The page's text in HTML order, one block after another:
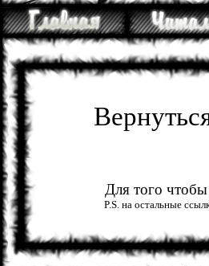
Для того чтобы
P.S. на остальные